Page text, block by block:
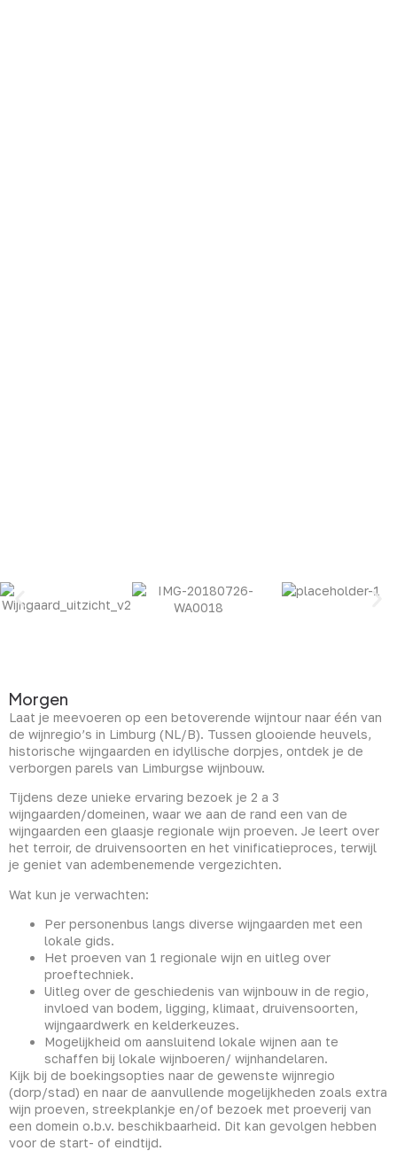
Morgen
Laat je meevoeren op een betoverende wijntour naar één van
de wijnregio’s in Limburg (NL/B). Tussen glooiende heuvels,
historische wijngaarden en idyllische dorpjes, ontdek je de
verborgen parels van Limburgse wijnbouw.
Tijdens deze unieke ervaring bezoek je 2 a 3
wijngaarden/domeinen, waar we aan de rand een van de
wijngaarden een glaasje regionale wijn proeven. Je leert over
het terroir, de druivensoorten en het vinificatieproces, terwijl
je geniet van adembenemende vergezichten.
Wat kun je verwachten:
Per personenbus langs diverse wijngaarden met een
lokale gids.
Het proeven van 1 regionale wijn en uitleg over
proeftechniek.
Uitleg over de geschiedenis van wijnbouw in de regio,
invloed van bodem, ligging, klimaat, druivensoorten,
wijngaardwerk en kelderkeuzes.
Mogelijkheid om aansluitend lokale wijnen aan te
schaffen bij lokale wijnboeren/ wijnhandelaren.
Kijk bij de boekingsopties naar de gewenste wijnregio
(dorp/stad) en naar de aanvullende mogelijkheden zoals extra
wijn proeven, streekplankje en/of bezoek met proeverij van
een domein o.b.v. beschikbaarheid. Dit kan gevolgen hebben
voor de start- of eindtijd.